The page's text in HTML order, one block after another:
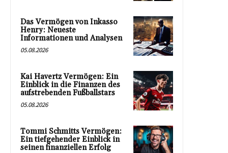
Das Vermögen von Inkasso
Henry: Neueste
Informationen und Analysen
05.08.2026
Kai Havertz Vermögen: Ein
Einblick in die Finanzen des
aufstrebenden Fußballstars
05.08.2026
Tommi Schmitts Vermögen:
Ein tiefgehender Einblick in
seinen finanziellen Erfolg